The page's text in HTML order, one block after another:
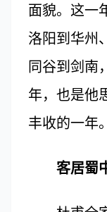
面貌。这一
洛阳到华州
同谷到剑南
年，也是他
丰收的一年。
客居蜀